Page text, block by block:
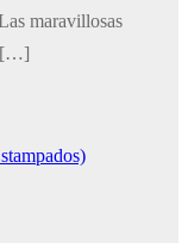
maravillosas
[…]